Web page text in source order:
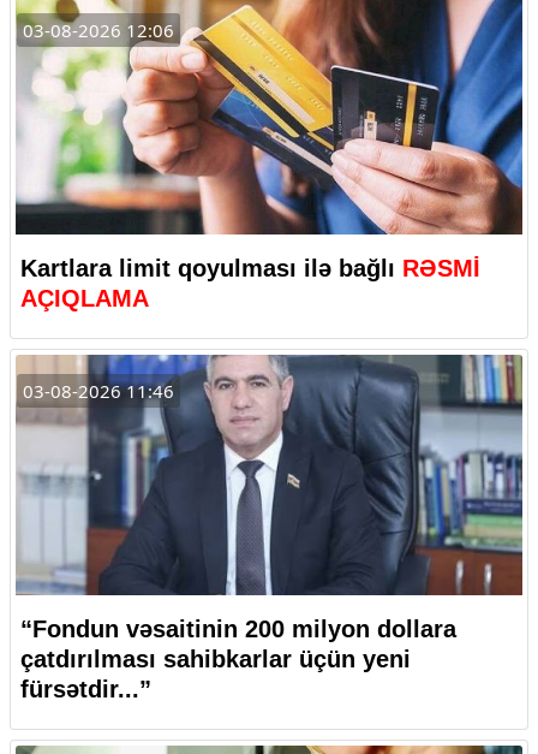
03-08-2026 12:06
Kartlara limit qoyulması ilə bağlı RƏSMİ
AÇIQLAMA
03-08-2026 11:46
“Fondun vəsaitinin 200 milyon dollara
çatdırılması sahibkarlar üçün yeni
fürsətdir...”